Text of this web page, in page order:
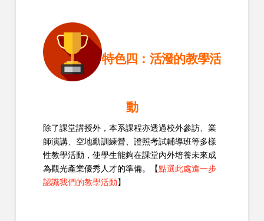
特色四：活潑的教學活
動
除了課堂講授外，本系課程亦透過校外參訪、業
師演講、空地勤訓練營、證照考試輔導班等多樣
性教學活動，使學生能夠在課堂內外培養未來成
為觀光產業優秀人才的準備。【點選此處進一步
認識我們的教學活動】